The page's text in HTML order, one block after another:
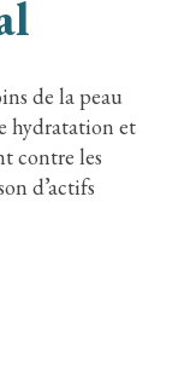
de la peau
hydratation et
contre les
d’actifs